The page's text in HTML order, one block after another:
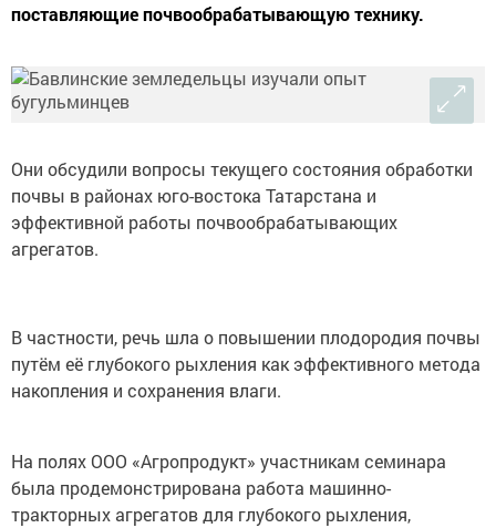
поставляющие почвообрабатывающую технику.
Они обсудили вопросы текущего состояния обработки
почвы в районах юго-востока Татарстана и
эффективной работы почвообрабатывающих
агрегатов.
В частности, речь шла о повышении плодородия почвы
путём её глубокого рыхления как эффективного метода
накопления и сохранения влаги.
На полях ООО «Агропродукт» участникам семинара
была продемонстрирована работа машинно-
тракторных агрегатов для глубокого рыхления,